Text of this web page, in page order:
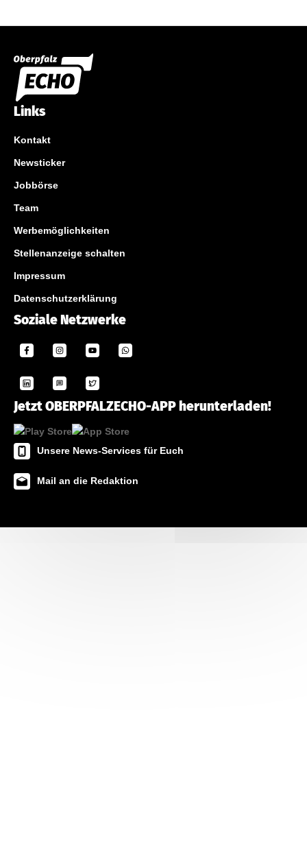
Links
Kontakt
Newsticker
Jobbörse
Team
Werbemöglichkeiten
Stellenanzeige schalten
Impressum
Datenschutzerklärung
Soziale Netzwerke
Jetzt OBERPFALZECHO-APP herunterladen!
Unsere News-Services für Euch
Mail an die Redaktion